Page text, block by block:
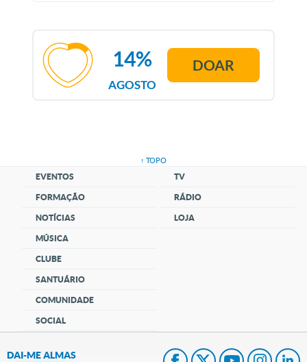
AGOSTO
14% DOAR
↑ TOPO
EVENTOS
FORMAÇÃO
NOTÍCIAS
MÚSICA
CLUBE
SANTUÁRIO
COMUNIDADE
SOCIAL
TV
RÁDIO
LOJA
DAI-ME ALMAS